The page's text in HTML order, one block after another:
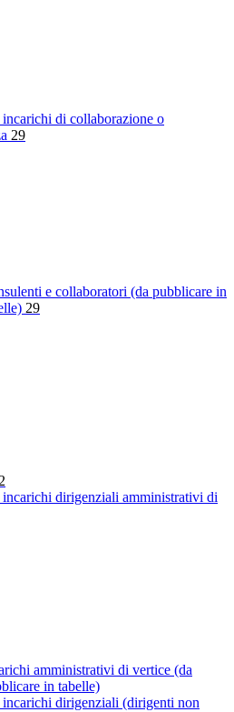
di collaborazione o
29
e collaboratori (da pubblicare in
29
2
dirigenziali amministrativi di
amministrativi di vertice (da
in tabelle)
dirigenziali (dirigenti non